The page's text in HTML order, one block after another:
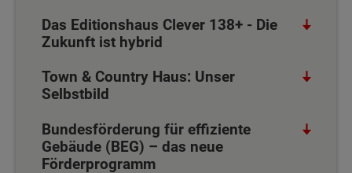
Das Editionshaus Clever 138+ - Die
Zukunft ist hybrid
Town & Country Haus: Unser
Selbstbild
Bundesförderung für effiziente
Gebäude (BEG) – das neue
Förderprogramm